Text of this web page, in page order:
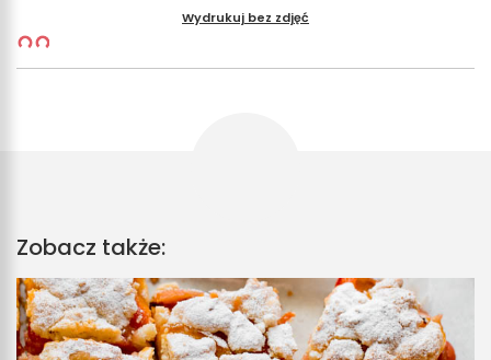
Wydrukuj bez zdjęć
Zobacz także: